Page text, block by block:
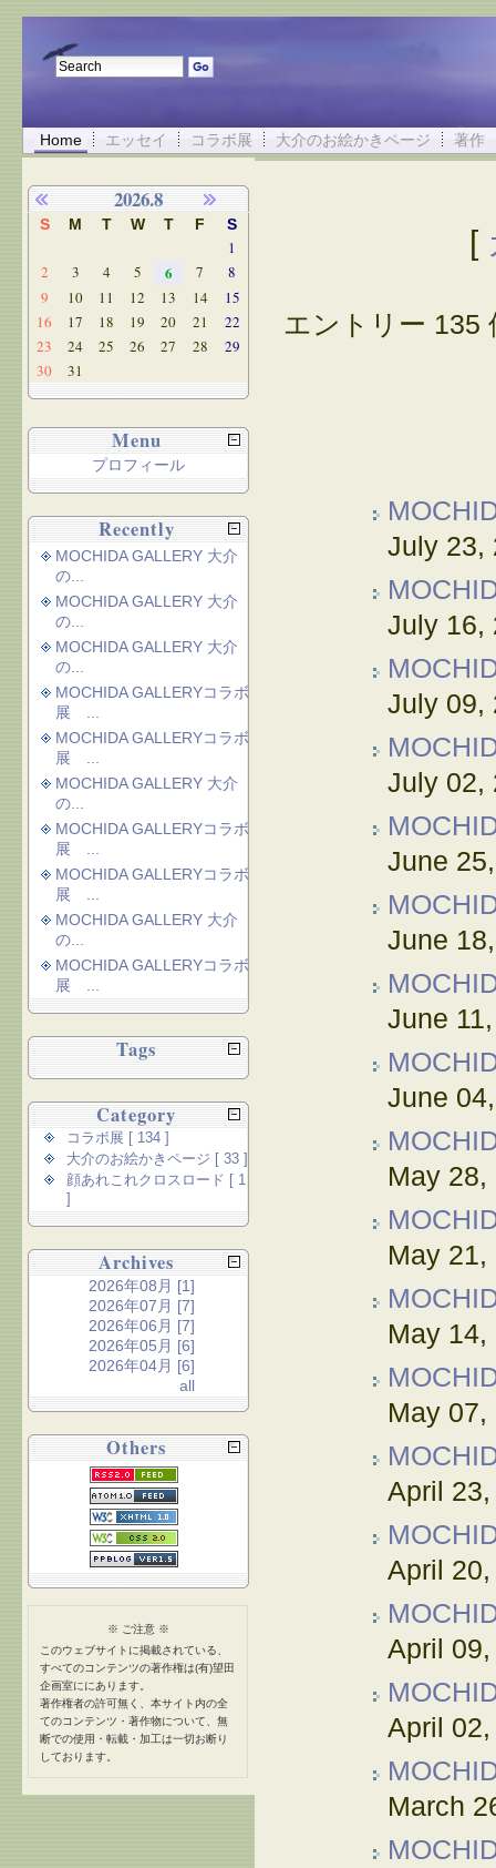
Home エッセイ コラボ展 大介のお絵かきページ 著作
[
エントリー 135
July 23,
July 16,
July 09,
July 02,
June
June
June
June
May 28,
May 21,
May 14,
May 07,
April
April
April
April
March
2026.8
S M T W T F S
1
2
3 4 5 6 7
8
9
10 11 12 13 14
15
16
17 18 19 20 21
22
23
24 25 26 27 28
29
30
31
Menu
プロフィール
Recently
MOCHIDA GALLERY 大介
の...
MOCHIDA GALLERY 大介
の...
MOCHIDA GALLERY 大介
の...
MOCHIDA GALLERYコラボ
展 ...
MOCHIDA GALLERYコラボ
展 ...
MOCHIDA GALLERY 大介
の...
MOCHIDA GALLERYコラボ
展 ...
MOCHIDA GALLERYコラボ
展 ...
MOCHIDA GALLERY 大介
の...
MOCHIDA GALLERYコラボ
展 ...
Tags
Category
コラボ展 [ 134 ]
大介のお絵かきページ [ 33 ]
顔あれこれクロスロード [ 1
Archives
2026年08月 [1]
2026年07月 [7]
2026年06月 [7]
2026年05月 [6]
2026年04月 [6]
all
Others
※ ご注意 ※
このウェブサイトに掲載されている、
すべてのコンテンツの著作権は(有)望田
企画室ににあります。
著作権者の許可無く、本サイト内の全
てのコンテンツ・著作物について、無
断での使用・転載・加工は一切お断り
しております。